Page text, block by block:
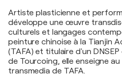
Artiste plasticienne et
développe une œuvre
culturels et langages
peinture chinoise à la Tianjin
(TAFA) et titulaire d'un
de Tourcoing, elle enseigne
transmedia de TAFA.